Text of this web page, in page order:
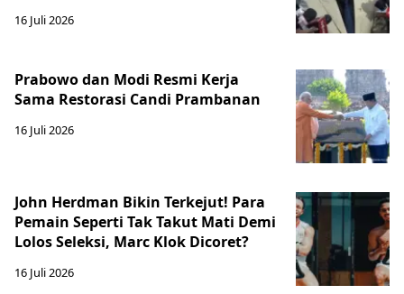
16 Juli 2026
Prabowo dan Modi Resmi Kerja
Sama Restorasi Candi Prambanan
16 Juli 2026
John Herdman Bikin Terkejut! Para
Pemain Seperti Tak Takut Mati Demi
Lolos Seleksi, Marc Klok Dicoret?
16 Juli 2026